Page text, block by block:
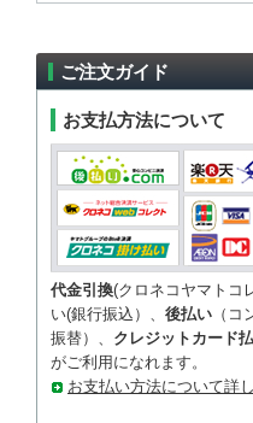
ご注文ガイド
お支払方法について
代金引換(クロネコヤマトコ
い(銀行振込）、 後払い （
振替）、 クレジットカード
がご利用になれます。
お支払い方法について詳